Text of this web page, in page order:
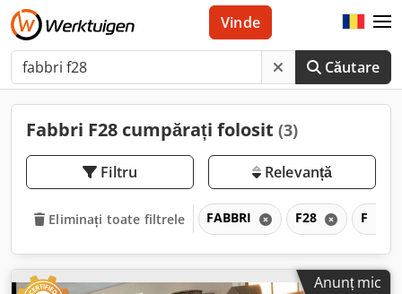
Căutare
Vinde
Fabbri F28 cumpărați folosit (3)
Filtru Relevanță
Eliminați toate filtrele FABBRI F28 F
Anunț mic